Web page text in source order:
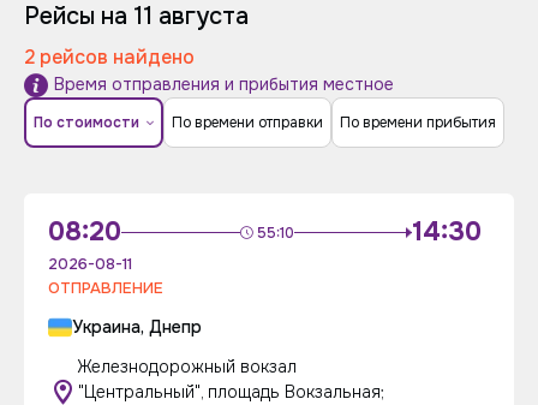
Рейсы на 11 августа
2 рейсов найдено
Время отправления и прибытия местное
По стоимости По времени отправки По времени прибытия
08:20 55:10 14:30
2026-08-11
ОТПРАВЛЕНИЕ
Украина, Днепр
Железнодорожный вокзал
"Центральный", площадь Вокзальная;